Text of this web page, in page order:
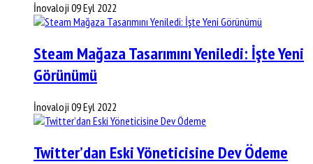
İnovaloji 09 Eyl 2022
Steam Mağaza Tasarımını Yeniledi: İşte Yeni
Görünümü
İnovaloji 09 Eyl 2022
Twitter’dan Eski Yöneticisine Dev Ödeme